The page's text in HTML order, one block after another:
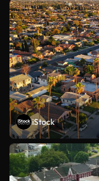
iStock